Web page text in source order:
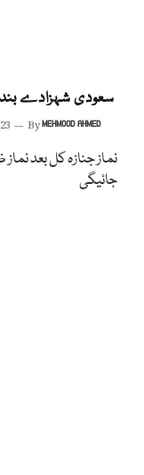
سعودی شہزادے
ByMEHMOOD AHMED
نماز جنازہ کل بعد
جائیگی